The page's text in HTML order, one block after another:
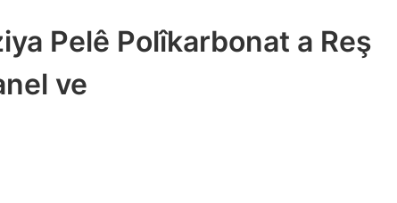
Pelê Polîkarbonat a Reş
ve